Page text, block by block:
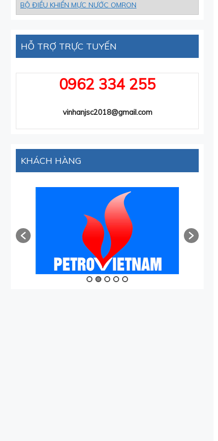
BỘ ĐIỀU KHIỂN MỰC NƯỚC OMRON
HỖ TRỢ TRỰC TUYẾN
0962 334 255
vinhanjsc2018@gmail.com
KHÁCH HÀNG